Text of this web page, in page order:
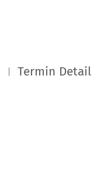
Termin Detail